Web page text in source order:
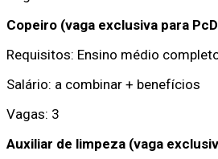
Copeiro (vaga exclusiva para
Requisitos: Ensino médio
Salário: a combinar + benefícios
Vagas: 3
Auxiliar de limpeza (vaga